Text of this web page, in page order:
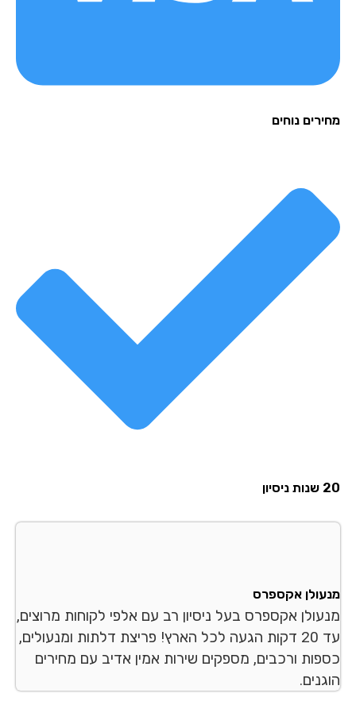
נוחים
אקספרס
אקספרס בעל ניסיון רב עם אלפי לקוחות מרוצים,
עד 20 דקות הגעה לכל הארץ! פריצת דלתות ומנעולים,
ורכבים, מספקים שירות אמין אדיב עם מחירים